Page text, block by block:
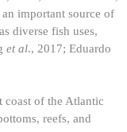
important source of
diverse fish uses,
et al., 2017; Eduardo
of the Atlantic
reefs, and